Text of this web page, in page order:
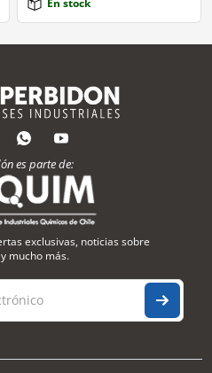
En stock
es parte de:
exclusivas, noticias sobre
mucho más.